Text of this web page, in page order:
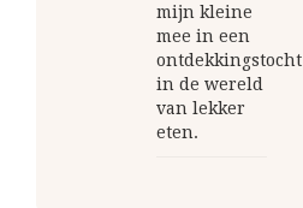
mijn kleine
mee in een
ontdekkingstocht
in de wereld
van lekker
eten.